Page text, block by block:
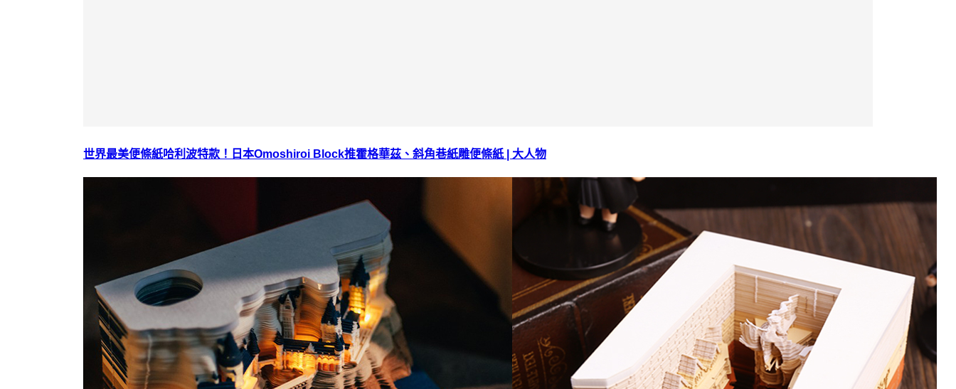
世界最美便條紙哈利波特款！日本Omoshiroi Block推霍格華茲、斜角巷紙雕便條紙 | 大人物